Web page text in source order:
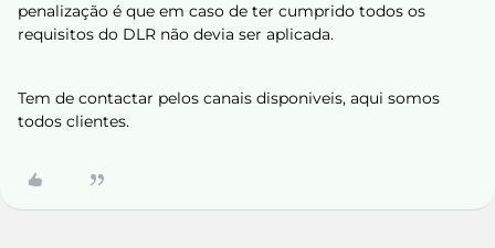
penalização é que em caso de ter cumprido todos os
requisitos do DLR não devia ser aplicada.
Tem de contactar pelos canais disponiveis, aqui somos
todos clientes.